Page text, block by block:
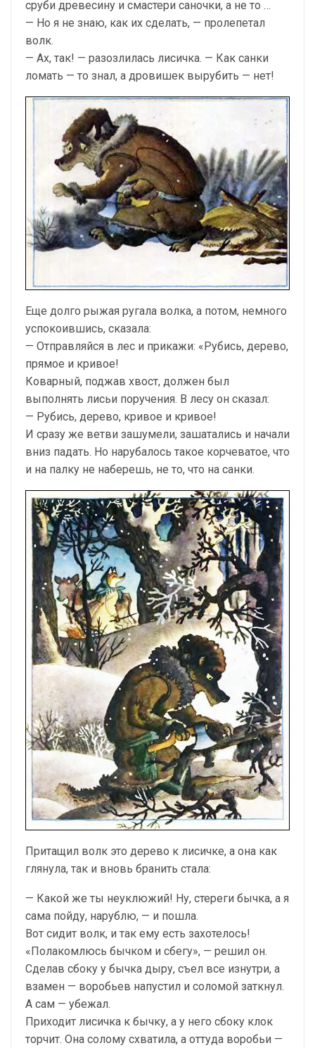
сруби древесину и смастери саночки, а не то …
— Но я не знаю, как их сделать, — пролепетал
волк.
— Ах, так! — разозлилась лисичка. — Как санки
ломать — то знал, а дровишек вырубить — нет!
Еще долго рыжая ругала волка, а потом, немного
успокоившись, сказала:
— Отправляйся в лес и прикажи: «Рубись, дерево,
прямое и кривое!
Коварный, поджав хвост, должен был
выполнять лисьи поручения. В лесу он сказал:
— Рубись, дерево, кривое и кривое!
И сразу же ветви зашумели, зашатались и начали
вниз падать. Но нарубалось такое корчеватое, что
и на палку не наберешь, не то, что на санки.
Притащил волк это дерево к лисичке, а она как
глянула, так и вновь бранить стала:
— Какой же ты неуклюжий! Ну, стереги бычка, а я
сама пойду, нарублю, — и пошла.
Вот сидит волк, и так ему есть захотелось!
«Полакомлюсь бычком и сбегу», — решил он.
Сделав сбоку у бычка дыру, съел все изнутри, а
взамен — воробьев напустил и соломой заткнул.
А сам — убежал.
Приходит лисичка к бычку, а у него сбоку клок
торчит. Она солому схватила, а оттуда воробьи —